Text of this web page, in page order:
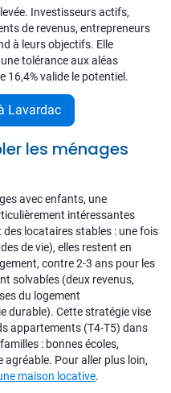
Investisseurs actifs,
de revenus, entrepreneurs
à leurs objectifs. Elle
tolérance aux aléas
16,4% valide le potentiel.
Lavardac
les ménages
avec enfants, une
intéressantes
locataires stables : une fois
de vie), elles restent en
contre 2-3 ans pour les
solvables (deux revenus,
du logement
durable). Cette stratégie vise
appartements (T4-T5) dans
: bonnes écoles,
Pour aller plus loin,
maison locative.